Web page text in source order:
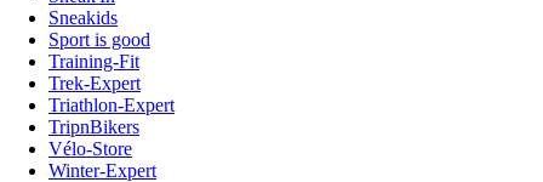
Sneakids
Sport is good
Training-Fit
Trek-Expert
Triathlon-Expert
TripnBikers
Vélo-Store
Winter-Expert